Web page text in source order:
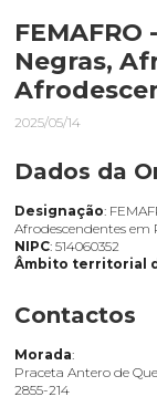
Negras,
2025/05/14
Dados da
Designação:
Afrodescendentes em
NIPC: 514060352
Âmbito territorial
Contactos
Morada:
Praceta Antero de
2855-214